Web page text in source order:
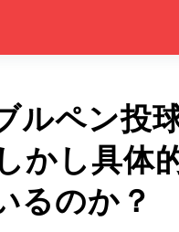
ルペン投
かし具体
るのか？